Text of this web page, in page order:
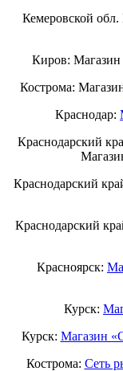
Кемеровской
Киров: Магазин
Кострома:
Краснодар:
Краснодарский
Краснодарский
Краснодарский
Красноярск:
Курск:
Курск: Магазин
Кострома: Сеть